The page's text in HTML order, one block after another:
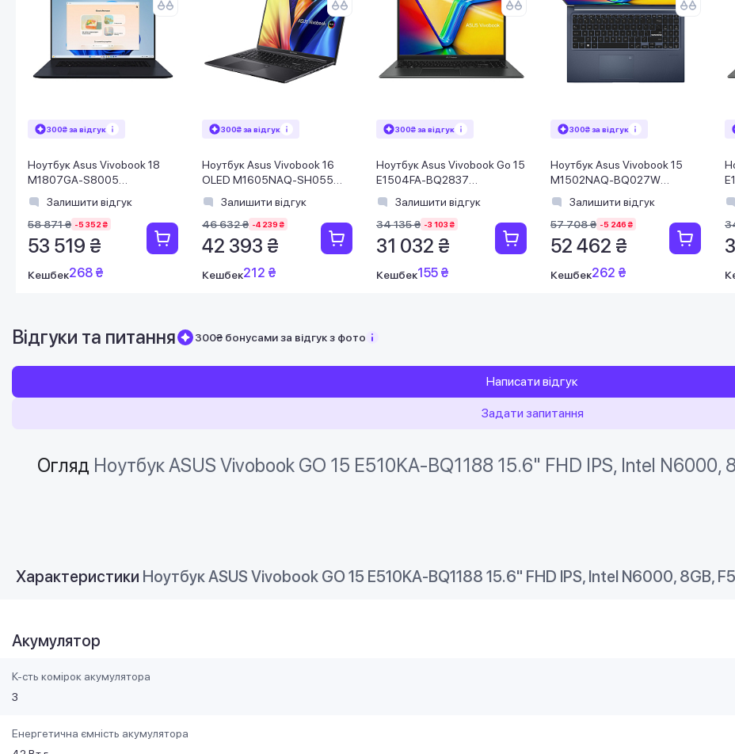
300₴ за відгук
Ноутбук Asus Vivobook 18
M1807GA-S8005
(90NB17Y1-M000B0) Quiet
Blue
Залишити відгук
58 871 ₴ -5 352 ₴
53 519 ₴
Кешбек268 ₴
300₴ за відгук
Ноутбук Asus Vivobook 16
OLED M1605NAQ-SH055
(90NB1831-M001Z0) Indie
Black
Залишити відгук
46 632 ₴ -4 239 ₴
42 393 ₴
Кешбек212 ₴
300₴ за відгук
Ноутбук Asus Vivobook Go 15
E1504FA-BQ2837
(90NB0ZR2-M04KE0) Mixed
Black
Залишити відгук
34 135 ₴ -3 103 ₴
31 032 ₴
Кешбек155 ₴
300₴ за відгук
Ноутбук Asus Vivobook 15
M1502NAQ-BQ027W
(90NB1841-M002M0) Quiet
Blue
Залишити відгук
57 708 ₴ -5 246 ₴
52 462 ₴
Кешбек262 ₴
Відгуки та питання 300₴ бонусами за відгук з фото
Написати відгук
Задати запитання
Огляд Ноутбук ASUS Vivobook GO 15 E510KA-BQ1188 15.6" FHD IPS, Intel N6000,
Характеристики Ноутбук ASUS Vivobook GO 15 E510KA-BQ1188 15.6" FHD IPS, Intel N6000, 8GB,
Акумулятор
К-сть комірок акумулятора
3
Енергетична ємність акумулятора